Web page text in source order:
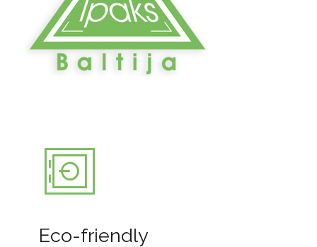
Eco-friendly